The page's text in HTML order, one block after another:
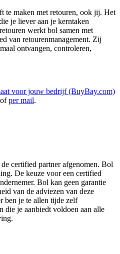
te maken met retouren, ook jij. Het
je liever aan je kerntaken
werkt bol samen met
van retourenmanagement. Zij
ontvangen, controleren,
voor jouw bedrijf (BuyBay.com)
ofper mail.
certified partner afgenomen. Bol
De keuze voor een certified
Bol kan geen garantie
van de adviezen van deze
ben je te allen tijde zelf
die je aanbiedt voldoen aan alle